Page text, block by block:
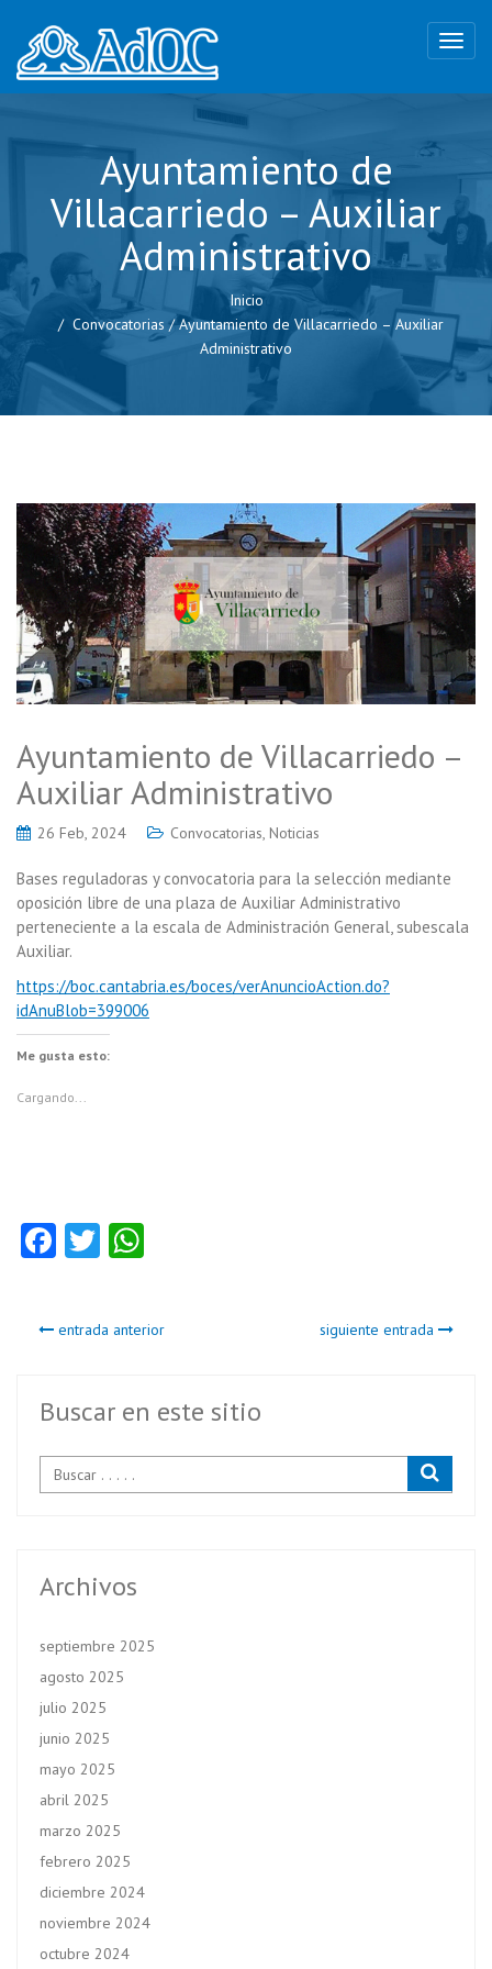
Ayuntamiento de
Villacarriedo – Auxiliar
Administrativo
Inicio
Convocatorias /Ayuntamiento de Villacarriedo – Auxiliar
Administrativo
Ayuntamiento de Villacarriedo –
Auxiliar Administrativo
26 Feb, 2024 Convocatorias, Noticias
Bases reguladoras y convocatoria para la selección mediante
oposición libre de una plaza de Auxiliar Administrativo
perteneciente a la escala de Administración General, subescala
Auxiliar.
https://boc.cantabria.es/boces/verAnuncioAction.do?
idAnuBlob=399006
Me gusta esto:
Cargando...
Fa
o
k
T
er A
p
entrada anterior siguiente entrada
Buscar en este sitio
Archivos
septiembre 2025
agosto 2025
julio 2025
junio 2025
mayo 2025
abril 2025
marzo 2025
febrero 2025
diciembre 2024
noviembre 2024
octubre 2024